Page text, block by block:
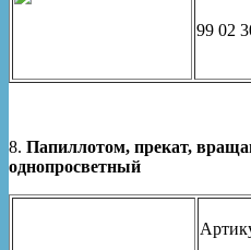
99 02
8. Папиллотом, прекат,
однопросветный